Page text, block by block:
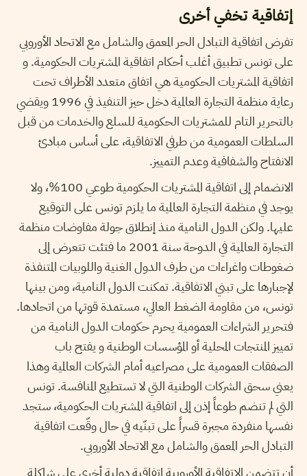
إتفاقية تخفي أخرى
تفرض اتفاقية التبادل الحر المعمق والشامل مع الاتحاد الأوروبي
على تونس تطبيق أغلب أحكام اتفاقية المشتريات الحكومية. و
اتفاقية المشتريات الحكومية هي اتفاق متعدد الأطراف تحت
رعاية منظمة التجارة العالمية دخل حيز التنفيذ في 1996 ويقضي
بالتحرير التام للمشتريات الحكومية للسلع والخدمات من قبل
السلطات العمومية من طرفي الاتفاقية، على أساس مبادئ
الانفتاح والشفافية وعدم التمييز.
الانضمام إلى اتفاقية المشتريات الحكومية طوعي 100%، ولا
يوجد في منظمة التجارة العالمية ما يلزم تونس على التوقيع
عليها. ولكن الدول النامية منذ إنطلاق جولة مفاوضات منظمة
التجارة العالمية في الدوحة سنة 2001 ما فتئت تتعرض إلى
ضغوطات واغراءات من طرف الدول الغنية واللوبيات المتنفذة
لإجبارها على تبني الاتفاقية. تمكنت الدول النامية، ومن بينها
تونس، من مقاومة الضغط العالي، مستمدة قوتها من اتحادها.
فتحرير الشراءات العمومية يحرم حكومات الدول النامية من
تمييز المنتجات المحلية أو المؤسسات الوطنية و يفتح باب
الصفقات العمومية على مصراعيه أمام الشركات العالمية وهذا
يعني سحق الشركات الوطنية التي لا تستطيع المنافسة. تونس
التي لم تنضم طوعاً إذن إلى اتفاقية المشتريات الحكومية، ستجد
نفسها منفردة مجبرة قسراً على تبنّيه في حال وقّعت اتفاقية
التبادل الحر المعمق والشامل مع الاتحاد الأوروبي.
أن تتضمن الإتفاقية الأوروبية إتفاقية دولية أخرى على شاكلة